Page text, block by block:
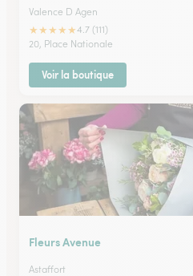
Valence D Agen
★★★★★4.7 (111)
20, Place Nationale
Voir la boutique
Fleurs Avenue
Astaffort